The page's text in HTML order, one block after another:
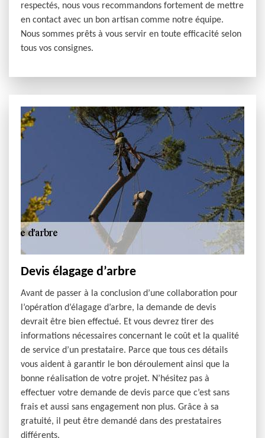
respectés, nous vous recommandons fortement de mettre
en contact avec un bon artisan comme notre équipe.
Nous sommes prêts à vous servir en toute efficacité selon
tous vos consignes.
Devis élagage d’arbre
Avant de passer à la conclusion d’une collaboration pour
l’opération d’élagage d’arbre, la demande de devis
devrait être bien effectué. Et vous devrez tirer des
informations nécessaires concernant le coût et la qualité
de service d’un prestataire. Parce que tous ces détails
vous aident à garantir le bon déroulement ainsi que la
bonne réalisation de votre projet. N’hésitez pas à
effectuer votre demande de devis parce que c’est sans
frais et aussi sans engagement non plus. Grâce à sa
gratuité, il peut être demandé dans des prestataires
différents.